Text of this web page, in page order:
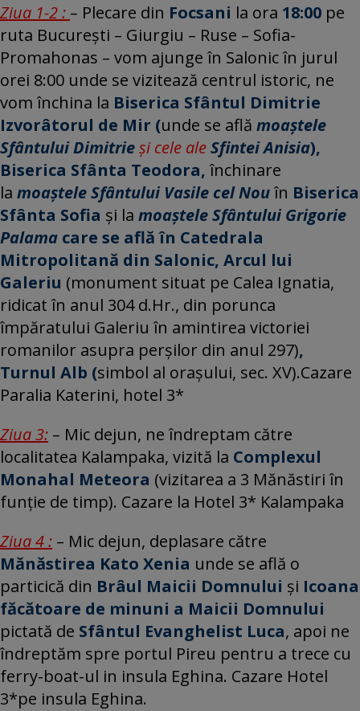
Ziua 1-2 : – Plecare din Focsani la ora 18:00 pe
ruta București – Giurgiu – Ruse – Sofia-
Promahonas – vom ajunge în Salonic în jurul
orei 8:00 unde se vizitează centrul istoric, ne
vom închina la Biserica Sfântul Dimitrie
Izvorâtorul de Mir (unde se află moaştele
Sfântului Dimitrieși cele aleSfintei Anisia),
Biserica Sfânta Teodora, închinare
la moaşteleSfântului Vasile cel Nouîn Biserica
Sfânta Sofia și la moaştele Sfântului Grigorie
Palama care se află în Catedrala
Mitropolitană din Salonic, Arcul lui
Galeriu (monument situat pe Calea Ignatia,
ridicat în anul 304 d.Hr., din porunca
împăratului Galeriu în amintirea victoriei
romanilor asupra perșilor din anul 297),
Turnul Alb (simbol al orașului, sec. XV).Cazare
Paralia Katerini, hotel 3*
Ziua 3: – Mic dejun, ne îndreptam către
localitatea Kalampaka, vizită la Complexul
Monahal Meteora (vizitarea a 3 Mănăstiri în
funție de timp). Cazare la Hotel 3* Kalampaka
Ziua 4 : – Mic dejun, deplasare către
Mănăstirea Kato Xenia unde se află o
particică din Brâul Maicii Domnului și Icoana
făcătoare de minuni a Maicii Domnului
pictată de Sfântul Evanghelist Luca, apoi ne
îndreptăm spre portul Pireu pentru a trece cu
ferry-boat-ul in insula Eghina. Cazare Hotel
3*pe insula Eghina.